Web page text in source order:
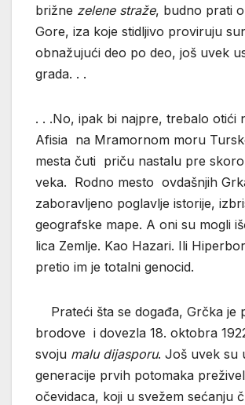
brižne zelene straže, budno prati
Gore, iza koje stidljivo proviruju
obnažujući deo po deo, još uvek
grada. . .
. . .No, ipak bi najpre, trebalo otići
Afisia na Mramornom moru
mesta čuti priču nastalu pre
veka. Rodno mesto ovdašnjih
zaboravljeno poglavlje istorije,
geografske mape. A oni su mogli
lica Zemlje. Kao Hazari. Ili
pretio im je totalni genocid.
Prateći šta se događa, Grčka je
brodove i dovezla 18. oktobra
svoju malu dijasporu. Još uvek su
generacije prvih potomaka
očevidaca, koji u svežem sećanju